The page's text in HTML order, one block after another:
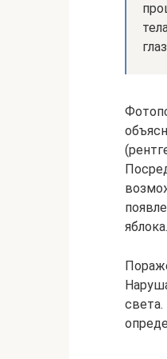
яблока.
света.